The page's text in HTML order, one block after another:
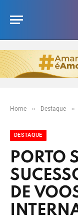
Home » Destaque »
DESTAQUE
PORTO
DE